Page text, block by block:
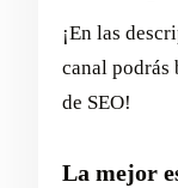
¡En las
canal podrás
de SEO!
La mejor